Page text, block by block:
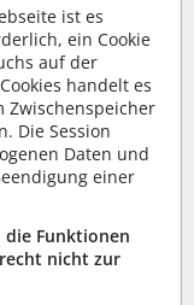
ist es
ein Cookie
auf der
handelt es
Zwischenspeicher
Die Session
Daten und
einer
die Funktionen
nicht zur